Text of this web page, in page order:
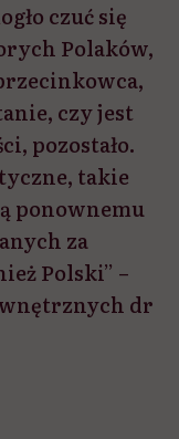
czuć się
Polaków,
czy jest
pozostało.
takie
ponownemu
za
Polski” –
dr